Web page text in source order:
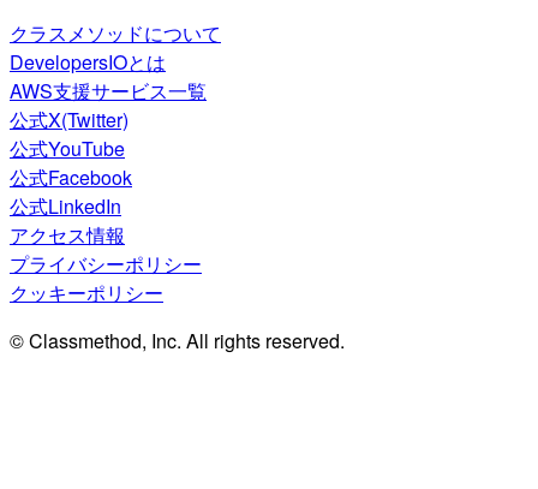
クラスメソッドについて
DevelopersIOとは
AWS支援サービス一覧
公式X(Twitter)
公式YouTube
公式Facebook
公式LinkedIn
アクセス情報
プライバシーポリシー
クッキーポリシー
© Classmethod, Inc. All rights reserved.